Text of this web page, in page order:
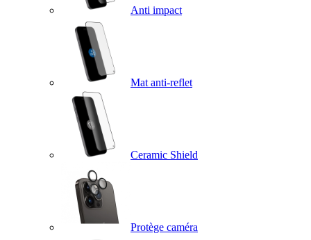
Anti impact
Mat anti-reflet
Ceramic Shield
Protège caméra